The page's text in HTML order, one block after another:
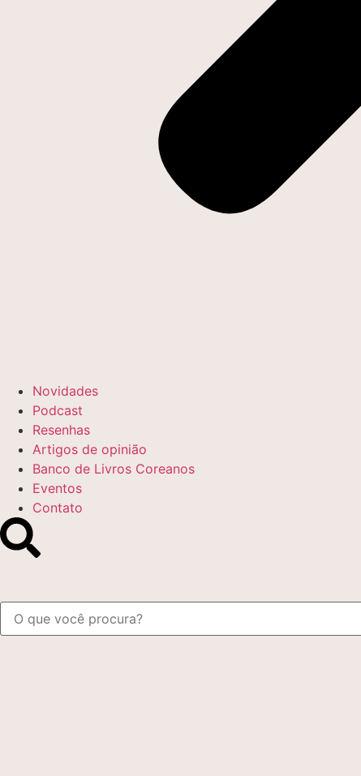
Novidades
Podcast
Resenhas
Artigos de opinião
Banco de Livros Coreanos
Eventos
Contato